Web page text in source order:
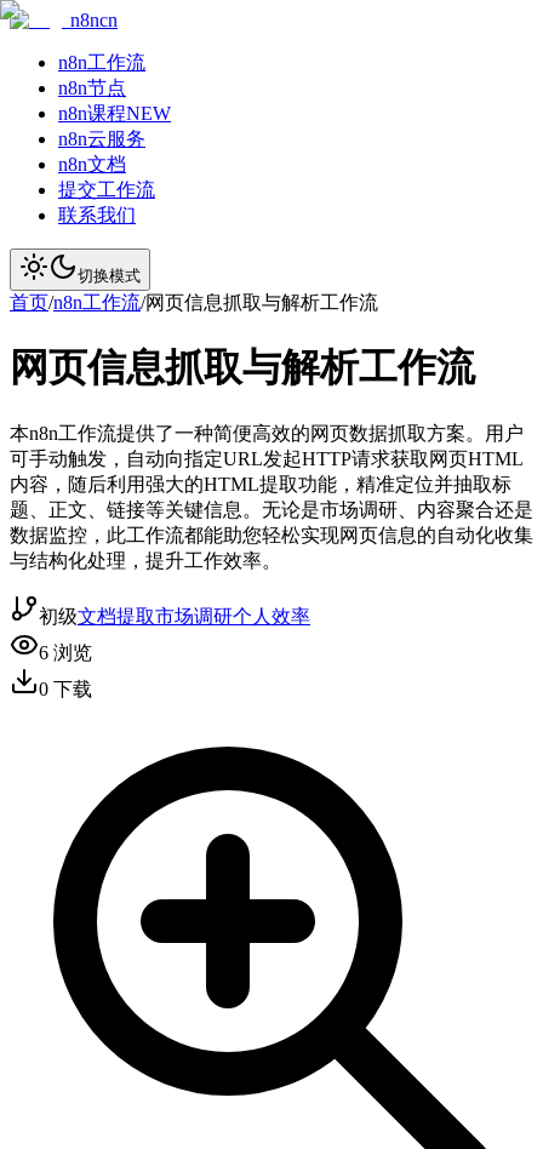
n8ncn
n8n工作流
n8n节点
n8n课程NEW
n8n云服务
n8n文档
提交工作流
联系我们
切换模式
首页/n8n工作流/网页信息抓取与解析工作流
网页信息抓取与解析工作流
本n8n工作流提供了一种简便高效的网页数据抓取方案。用户
可手动触发，自动向指定URL发起HTTP请求获取网页HTML
内容，随后利用强大的HTML提取功能，精准定位并抽取标
题、正文、链接等关键信息。无论是市场调研、内容聚合还是
数据监控，此工作流都能助您轻松实现网页信息的自动化收集
与结构化处理，提升工作效率。
初级文档提取市场调研个人效率
6 浏览
0 下载